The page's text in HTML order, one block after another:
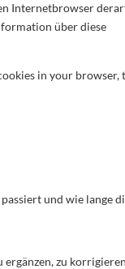
Internetbrowser
über diese
in your browser,
und wie lange
ergänzen, zu korrigieren